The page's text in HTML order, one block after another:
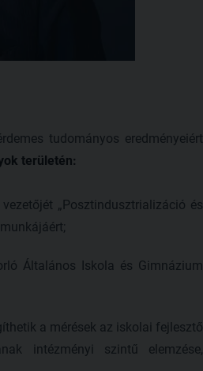
tudományos eredményeiért
területén:
„Posztindusztrializáció és
Általános Iskola és Gimnázium
a mérések az iskolai fejlesztő
intézményi szintű elemzése,